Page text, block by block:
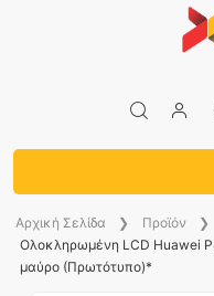
Aρχική Σελίδα
Προϊόν
Ολοκληρωμένη LCD Huawei
μαύρο (Πρωτότυπο)*